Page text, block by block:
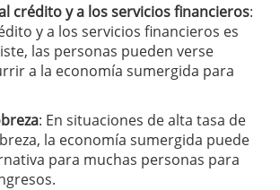
crédito y a los servicios financieros:
y a los servicios financieros es
las personas pueden verse
a la economía sumergida para
: En situaciones de alta tasa de
la economía sumergida puede
para muchas personas para